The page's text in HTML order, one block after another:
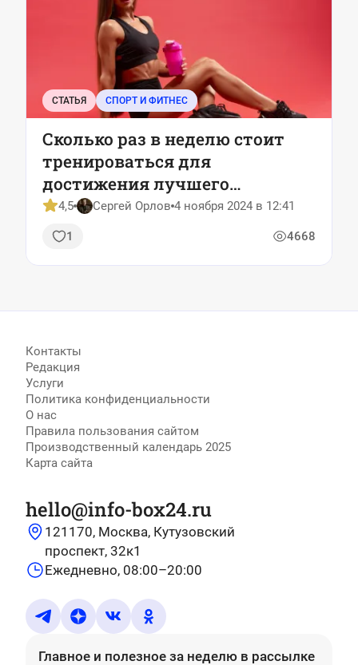
СТАТЬЯ СПОРТ И ФИТНЕС
Сколько раз в неделю стоит
тренироваться для
достижения лучшего
результата: рекомендации
ученых
4,5 Сергей Орлов 4 ноября 2024 в 12:41
1 4668
Контакты
Редакция
Услуги
Политика конфиденциальности
О нас
Правила пользования сайтом
Производственный календарь 2025
Карта сайта
hello@info-box24.ru
121170, Москва, Кутузовский
проспект, 32к1
Ежедневно, 08:00–20:00
Главное и полезное за неделю в рассылке